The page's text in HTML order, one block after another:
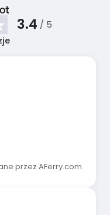
3.4 / 5
przez AFerry.com